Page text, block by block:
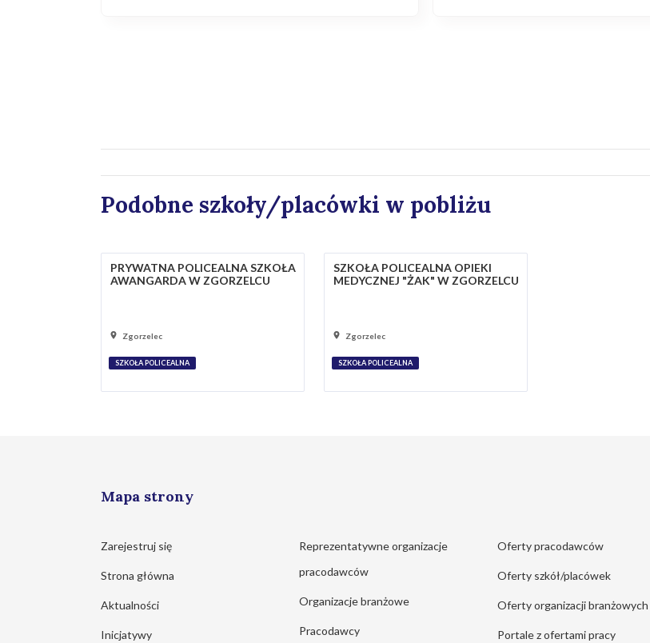
Podobne szkoły/placówki w pobliżu
PRYWATNA POLICEALNA SZKOŁA
AWANGARDA W ZGORZELCU
Zgorzelec
SZKOŁA POLICEALNA
SZKOŁA POLICEALNA OPIEKI
MEDYCZNEJ "ŻAK" W ZGORZELCU
Zgorzelec
SZKOŁA POLICEALNA
Mapa strony
Zarejestruj się
Strona główna
Aktualności
Inicjatywy
Reprezentatywne organizacje
pracodawców
Organizacje branżowe
Pracodawcy
Oferty pracodawców
Oferty szkół/placówek
Oferty organizacji branżowych
Portale z ofertami pracy